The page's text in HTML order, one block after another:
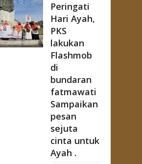
Peringati
Hari Ayah,
PKS
lakukan
Flashmob
di
bundaran
fatmawati
Sampaikan
pesan
sejuta
cinta untuk
Ayah .